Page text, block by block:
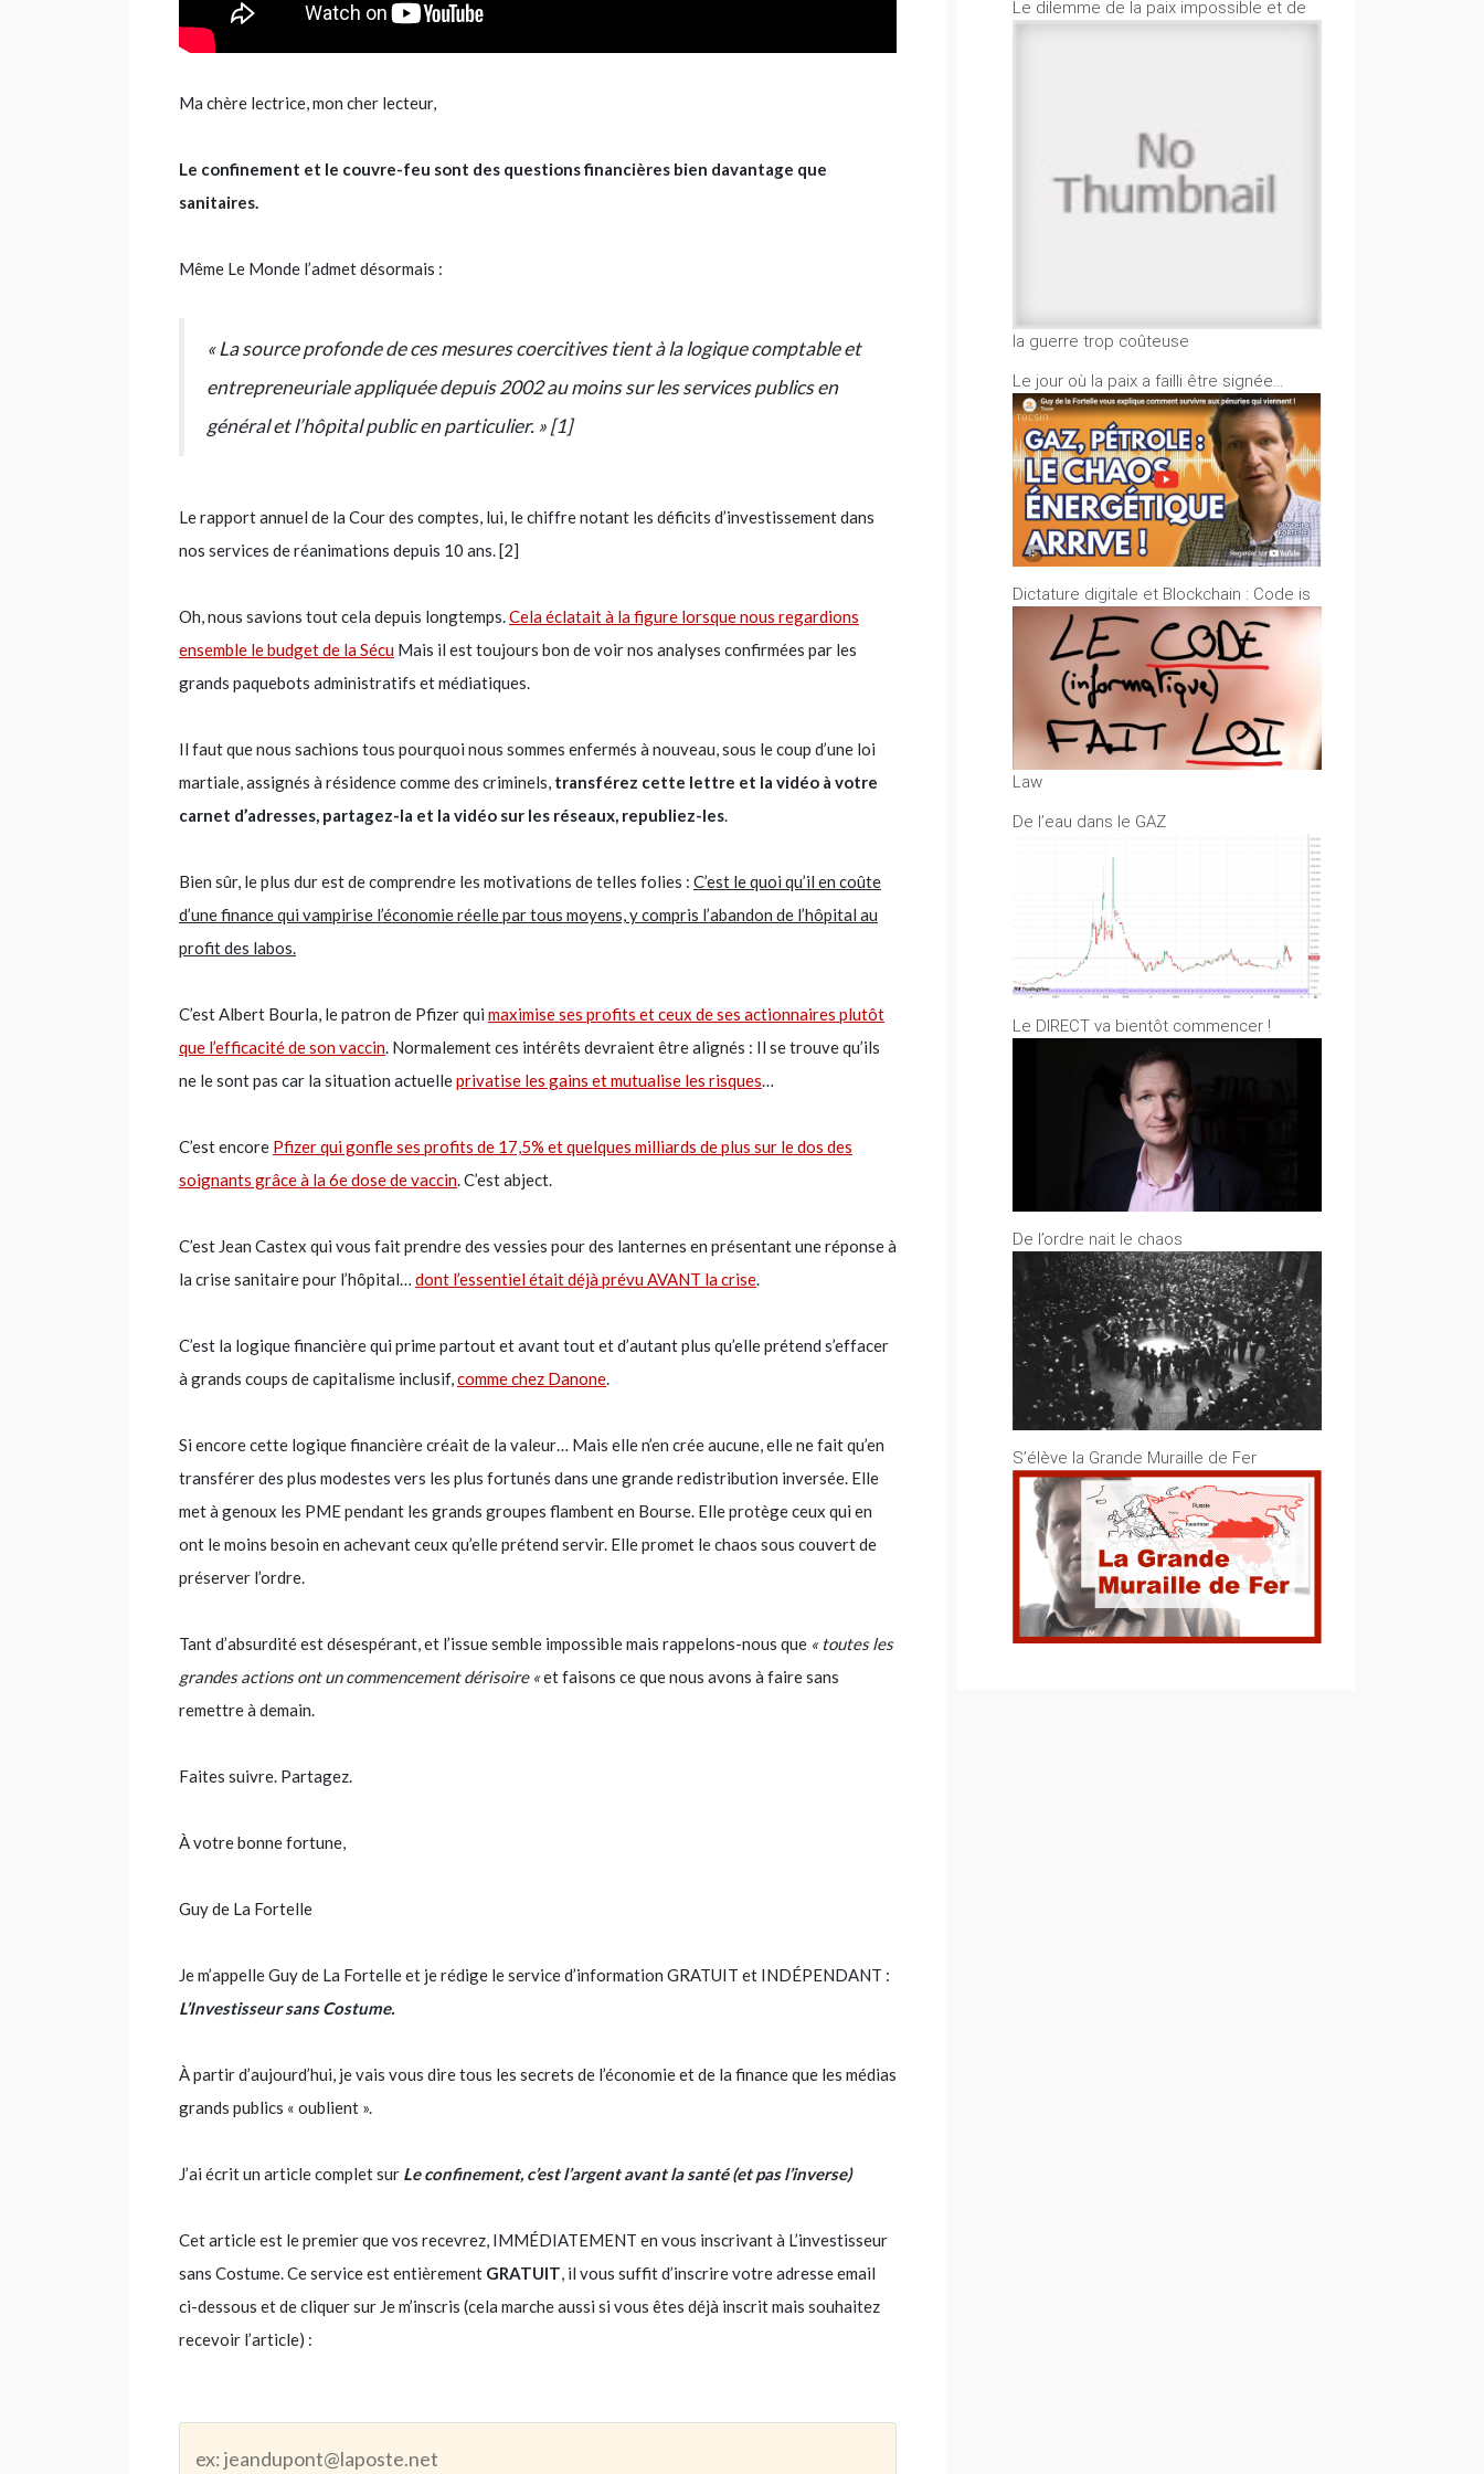
Ma chère lectrice, mon cher lecteur,
Le confinement et le couvre-feu sont des questions financières bien davantage que
sanitaires.
Même Le Monde l’admet désormais :
« La source profonde de ces mesures coercitives tient à la logique comptable et
entrepreneuriale appliquée depuis 2002 au moins sur les services publics en
général et l’hôpital public en particulier. » [1]
Le rapport annuel de la Cour des comptes, lui, le chiffre notant les déficits d’investissement dans
nos services de réanimations depuis 10 ans. [2]
Oh, nous savions tout cela depuis longtemps.Cela éclatait à la figure lorsque nous regardions
ensemble le budget de la Sécu Mais il est toujours bon de voir nos analyses confirmées par les
grands paquebots administratifs et médiatiques.
Il faut que nous sachions tous pourquoi nous sommes enfermés à nouveau, sous le coup d’une loi
martiale, assignés à résidence comme des criminels, transférez cette lettre et la vidéo à votre
carnet d’adresses, partagez-la et la vidéo sur les réseaux, republiez-les.
Bien sûr, le plus dur est de comprendre les motivations de telles folies : C’est le quoi qu’il en coûte
d’une finance qui vampirise l’économie réelle par tous moyens, y compris l’abandon de l’hôpital au
profit des labos.
C’est Albert Bourla, le patron de Pfizer qui maximise ses profits et ceux de ses actionnaires plutôt
que l’efficacité de son vaccin. Normalement ces intérêts devraient être alignés : Il se trouve qu’ils
ne le sont pas car la situation actuelleprivatise les gains et mutualise les risques…
C’est encore Pfizer qui gonfle ses profits de 17,5% et quelques milliards de plus sur le dos des
soignants grâce à la 6e dose de vaccin. C’est abject.
C’est Jean Castex qui vous fait prendre des vessies pour des lanternes en présentant une réponse à
la crise sanitaire pour l’hôpital… dont l’essentiel était déjà prévu AVANT la crise.
C’est la logique financière qui prime partout et avant tout et d’autant plus qu’elle prétend s’effacer
à grands coups de capitalisme inclusif,comme chez Danone.
Si encore cette logique financière créait de la valeur… Mais elle n’en crée aucune, elle ne fait qu’en
transférer des plus modestes vers les plus fortunés dans une grande redistribution inversée. Elle
met à genoux les PME pendant les grands groupes flambent en Bourse. Elle protège ceux qui en
ont le moins besoin en achevant ceux qu’elle prétend servir. Elle promet le chaos sous couvert de
préserver l’ordre.
Tant d’absurdité est désespérant, et l’issue semble impossible mais rappelons-nous que « toutes les
grandes actions ont un commencement dérisoire «et faisons ce que nous avons à faire sans
remettre à demain.
Faites suivre. Partagez.
À votre bonne fortune,
Guy de La Fortelle
Je m’appelle Guy de La Fortelle et je rédige le service d’information GRATUIT et INDÉPENDANT :
L’Investisseur sans Costume.
À partir d’aujourd’hui, je vais vous dire tous les secrets de l’économie et de la finance que les médias
grands publics « oublient ».
J’ai écrit un article complet sur Le confinement, c’est l’argent avant la santé (et pas l’inverse)
Cet article est le premier que vos recevrez, IMMÉDIATEMENT en vous inscrivant à L’investisseur
sans Costume. Ce service est entièrement GRATUIT, il vous suffit d’inscrire votre adresse email
ci-dessous et de cliquer sur Je m’inscris (cela marche aussi si vous êtes déjà inscrit mais souhaitez
recevoir l’article) :
Le dilemme de la paix impossible et de
la guerre trop coûteuse
Le jour où la paix a failli être signée…
Dictature digitale et Blockchain : Code is
Law
De l’eau dans le GAZ
Le DIRECT va bientôt commencer !
De l’ordre nait le chaos
S’élève la Grande Muraille de Fer